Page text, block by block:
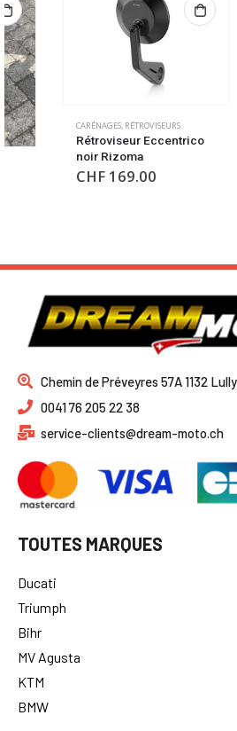
CARÉNAGES ,RÉTROVISEURS
Rétroviseur Eccentrico
noir Rizoma
169.00
Chemin de Préveyres 57A 1132
0041 76 205 22 38
service-clients@dream-moto.ch
TOUTES MARQUES
Ducati
Triumph
Bihr
MV Agusta
KTM
BMW